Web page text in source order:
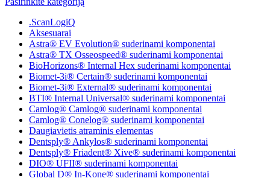
.ScanLogiQ
Aksesuarai
Astra® EV Evolution® suderinami komponentai
Astra® TX Osseospeed® suderinami komponentai
BioHorizons® Internal Hex suderinami komponentai
Biomet-3i® Certain® suderinami komponentai
Biomet-3i® External® suderinami komponentai
BTI® Internal Universal® suderinami komponentai
Camlog® Camlog® suderinami komponentai
Camlog® Conelog® suderinami komponentai
Daugiavietis atraminis elementas
Dentsply® Ankylos® suderinami komponentai
Dentsply® Friadent® Xive® suderinami komponentai
DIO® UFII® suderinami komponentai
Global D® In-Kone® suderinami komponentai